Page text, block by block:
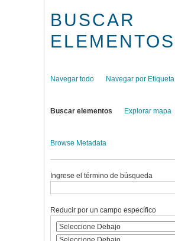
BUSCAR
ELEMENTOS
Navegar todo Navegar por Etiqueta
Buscar elementos Explorar mapa
Browse Metadata
Ingrese el término de búsqueda
Reducir por un campo específico